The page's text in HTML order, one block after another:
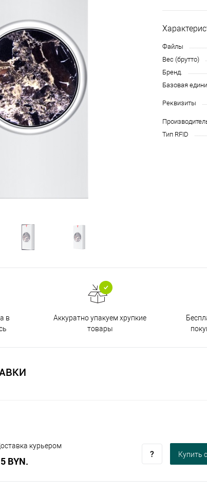
Файлы
Вес (брутто)
Бренд.
Базовая
Реквизиты
Тип RFID
в
Аккуратно упакуем хрупкие
товары
курьером
BYN.
Купить